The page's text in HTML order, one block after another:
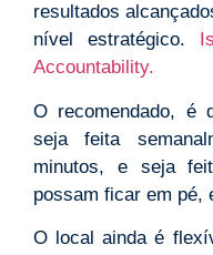
resultados
nível estratégico.
Accountability.
O recomendado, é
seja feita
minutos, e seja
possam ficar em pé,
O local ainda é